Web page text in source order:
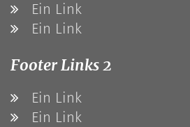
Ein Link
Ein Link
Footer Links 2
Ein Link
Ein Link